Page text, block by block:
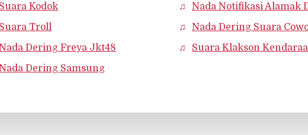
Suara Kodok
Nada Notifikasi Alamak
Suara Troll
Nada Dering Suara
Dering Freya Jkt48
Suara Klakson
Dering Samsung